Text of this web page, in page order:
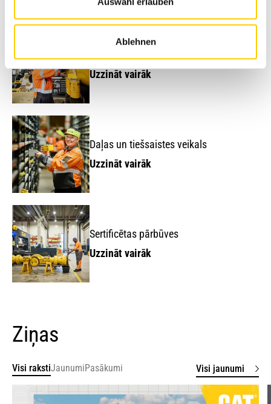
Ablehnen
Uzzināt vairāk
Daļas un tiešsaistes veikals
Uzzināt vairāk
Sertificētas pārbūves
Uzzināt vairāk
Ziņas
Visi rakstiJaunumiPasākumi Visi jaunumi